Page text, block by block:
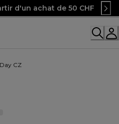
d'un achat de 50 CHF
CZ